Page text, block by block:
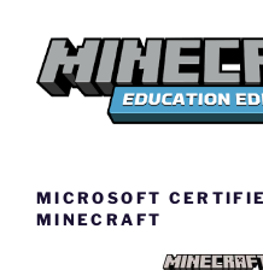
MICROSOFT
MINECRAFT